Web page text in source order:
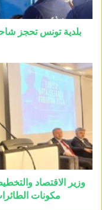
بلدية تونس تحجز
وزير الاقتصاد
مكونات الطائرات و85 شركة ناشطة